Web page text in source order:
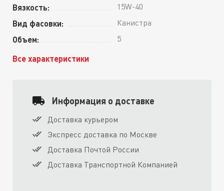
Вязкость: 15W-40
Вид фасовки: Канистра
Объем: 5
Все характеристики
Информация о доставке
Доставка курьером
Экспресс доставка по Москве
Доставка Почтой России
Доставка Транспортной Компанией